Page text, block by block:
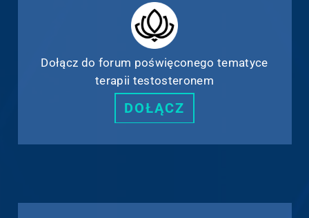
Dołącz do forum poświęconego tematyce
terapii testosteronem
DOŁĄCZ